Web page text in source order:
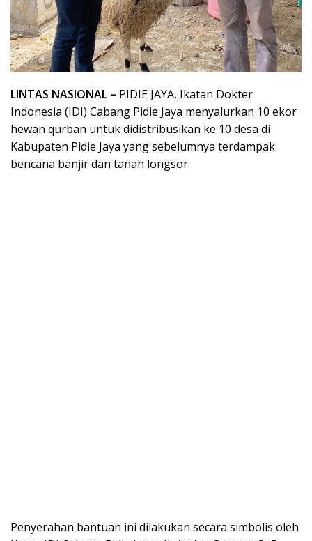
LINTAS NASIONAL – PIDIE JAYA, Ikatan Dokter
Indonesia (IDI) Cabang Pidie Jaya menyalurkan 10 ekor
hewan qurban untuk didistribusikan ke 10 desa di
Kabupaten Pidie Jaya yang sebelumnya terdampak
bencana banjir dan tanah longsor.
Penyerahan bantuan ini dilakukan secara simbolis oleh